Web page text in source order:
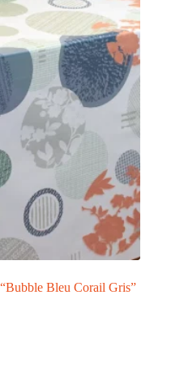
Bleu Corail Gris”